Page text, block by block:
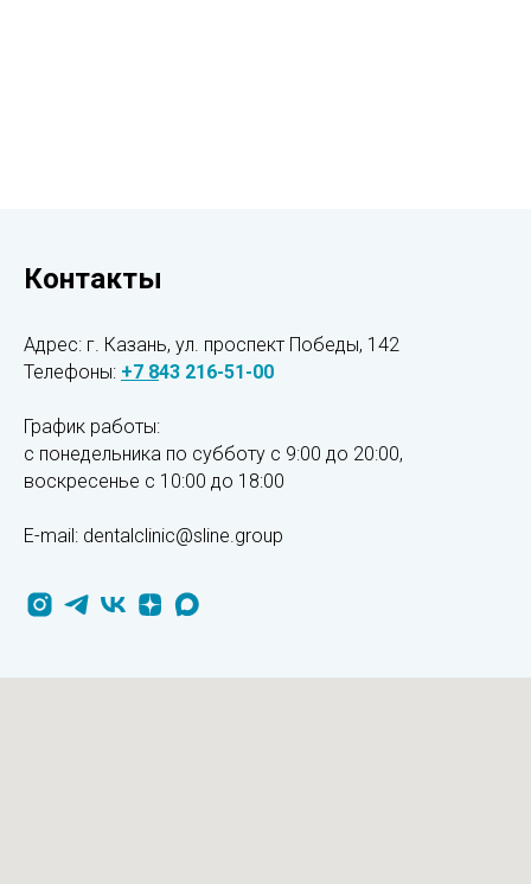
Контакты
Адрес: г. Казань, ул. проспект Победы, 142
Телефоны: +7 843 216-51-00
График работы:
с понедельника по субботу с 9:00 до 20:00,
воскресенье с 10:00 до 18:00
E-mail: dentalclinic@sline.group